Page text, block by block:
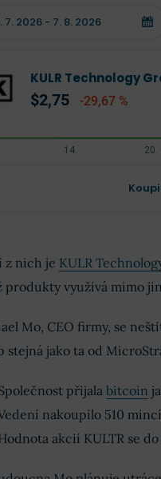
KULR Technology
$2,75 -29,67 %
z nich je KULR
produkty využívá mimo
Mo, CEO firmy, se
stejná jako ta od
přijala bitcoin
nakoupilo 510
akcií KULTR se